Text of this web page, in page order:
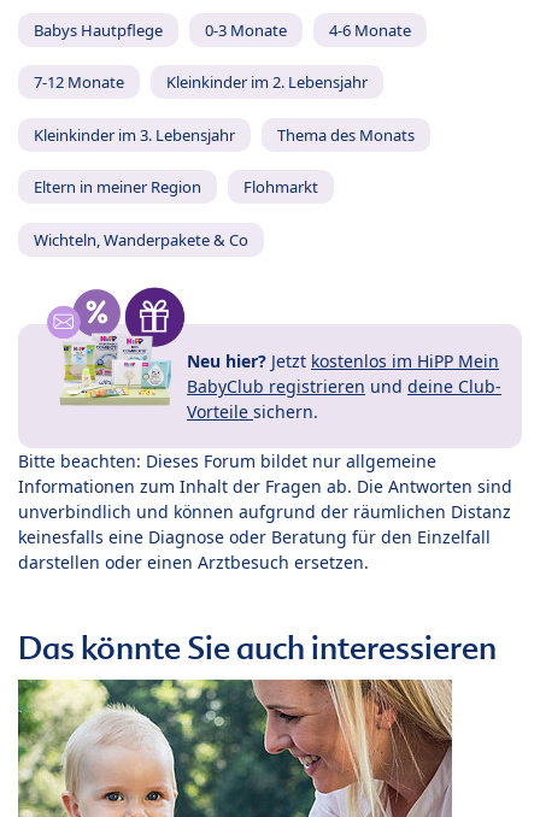
Babys Hautpflege 0-3 Monate 4-6 Monate
7-12 Monate Kleinkinder im 2. Lebensjahr
Kleinkinder im 3. Lebensjahr Thema des Monats
Eltern in meiner Region Flohmarkt
Wichteln, Wanderpakete & Co
Neu hier? Jetzt kostenlos im HiPP Mein
BabyClub registrieren und deine Club-
Vorteile sichern.
Bitte beachten: Dieses Forum bildet nur allgemeine
Informationen zum Inhalt der Fragen ab. Die Antworten sind
unverbindlich und können aufgrund der räumlichen Distanz
keinesfalls eine Diagnose oder Beratung für den Einzelfall
darstellen oder einen Arztbesuch ersetzen.
Das könnte Sie auch interessieren